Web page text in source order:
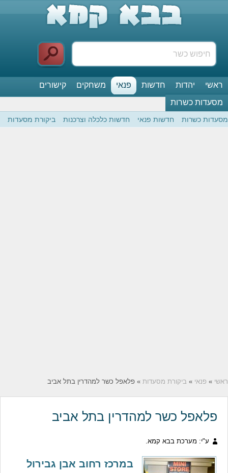
ראשי יהדות חדשות פנאי משחקים
קישורים
מסעדות כשרות
מסעדות כשרות חדשות פנאי חדשות כלכלה וצרכנות ביקורת מסעדות
ראשי » פנאי » ביקורת מסעדות » פלאפל כשר למהדרין בתל אביב
פלאפל כשר למהדרין בתל אביב
ע"י: מערכת בבא קמא.
במרכז רחוב אבן גבירול